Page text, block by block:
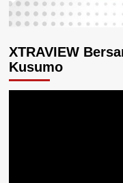
XTRAVIEW
Kusumo